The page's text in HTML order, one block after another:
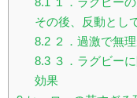
その後、反動とし
8.2２．過激で無理
8.3３．ラグビー
効果